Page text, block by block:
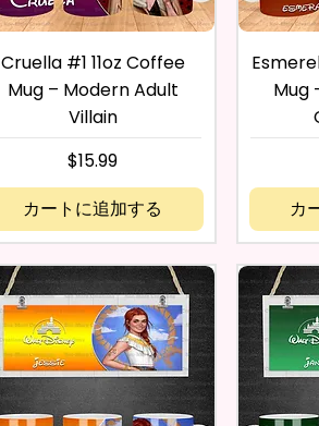
Cruella #1 11oz Coffee
Mug – Modern Adult
Villain
価格
$15.99
カートに追加する
Mug
カ